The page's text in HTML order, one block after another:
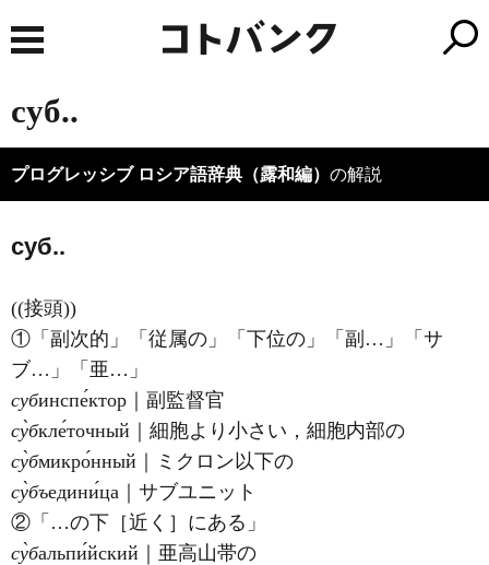
суб..
プログレッシブ ロシア語辞典（露和編） の解説
суб..
((接頭))
①「副次的」「従属の」「下位の」「副…」「サ
ブ…」「亜…」
субинспе́ктор｜副監督官
су̀бкле́точный｜細胞より小さい，細胞内部の
су̀бмикро́нный｜ミクロン以下の
су̀бъедини́ца｜サブユニット
②「…の下［近く］にある」
су̀бальпи́йский｜亜高山帯の